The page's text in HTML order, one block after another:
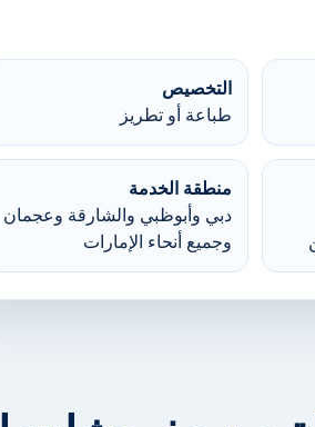
التخصيص
طباعة أو تطريز
منطقة الخدمة
دبي وأبوظبي والشارقة وعجمان
وجميع أنحاء الإمارات